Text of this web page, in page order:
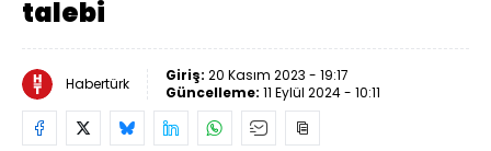
talebi
Habertürk Giriş: 20 Kasım 2023 - 19:17
Güncelleme: 11 Eylül 2024 - 10:11